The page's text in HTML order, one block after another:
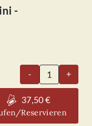
-
-
Barbara
Balldini
Höhepunkte
30.09.2026
+
37,50 €
Reservieren